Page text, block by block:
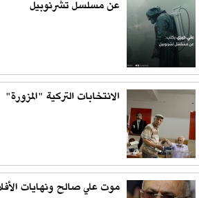
عن مسلسل تشرنوبيل
الانتخابات التركية "المزورة"
موت علي صالح ونهايات